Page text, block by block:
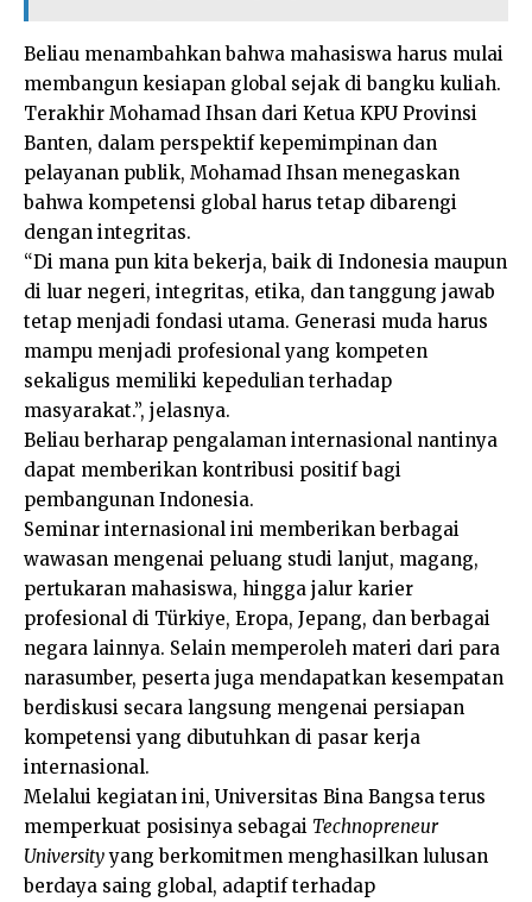
Beliau menambahkan bahwa mahasiswa harus mulai
membangun kesiapan global sejak di bangku kuliah.
Terakhir Mohamad Ihsan dari Ketua KPU Provinsi
Banten, dalam perspektif kepemimpinan dan
pelayanan publik, Mohamad Ihsan menegaskan
bahwa kompetensi global harus tetap dibarengi
dengan integritas.
“Di mana pun kita bekerja, baik di Indonesia maupun
di luar negeri, integritas, etika, dan tanggung jawab
tetap menjadi fondasi utama. Generasi muda harus
mampu menjadi profesional yang kompeten
sekaligus memiliki kepedulian terhadap
masyarakat.”, jelasnya.
Beliau berharap pengalaman internasional nantinya
dapat memberikan kontribusi positif bagi
pembangunan Indonesia.
Seminar internasional ini memberikan berbagai
wawasan mengenai peluang studi lanjut, magang,
pertukaran mahasiswa, hingga jalur karier
profesional di Türkiye, Eropa, Jepang, dan berbagai
negara lainnya. Selain memperoleh materi dari para
narasumber, peserta juga mendapatkan kesempatan
berdiskusi secara langsung mengenai persiapan
kompetensi yang dibutuhkan di pasar kerja
internasional.
Melalui kegiatan ini, Universitas Bina Bangsa terus
memperkuat posisinya sebagai Technopreneur
Universityyang berkomitmen menghasilkan lulusan
berdaya saing global, adaptif terhadap